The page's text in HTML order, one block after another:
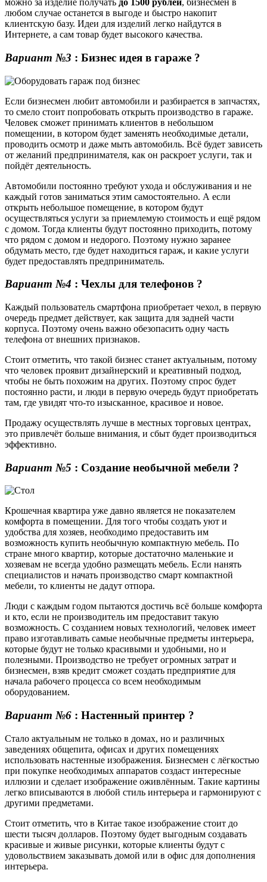
можно за изделие получать до 1500 рублей, бизнесмен в
любом случае останется в выгоде и быстро накопит
клиентскую базу. Идеи для изделий легко найдутся в
Интернете, а сам товар будет высокого качества.
Вариант №3 : Бизнес идея в гараже ?
Если бизнесмен любит автомобили и разбирается в запчастях,
то смело стоит попробовать открыть производство в гараже.
Человек сможет принимать клиентов в небольшом
помещении, в котором будет заменять необходимые детали,
проводить осмотр и даже мыть автомобиль. Всё будет зависеть
от желаний предпринимателя, как он раскроет услуги, так и
пойдёт деятельность.
Автомобили постоянно требуют ухода и обслуживания и не
каждый готов заниматься этим самостоятельно. А если
открыть небольшое помещение, в котором будут
осуществляться услуги за приемлемую стоимость и ещё рядом
с домом. Тогда клиенты будут постоянно приходить, потому
что рядом с домом и недорого. Поэтому нужно заранее
обдумать место, где будет находиться гараж, и какие услуги
будет предоставлять предприниматель.
Вариант №4 : Чехлы для телефонов ?
Каждый пользователь смартфона приобретает чехол, в первую
очередь предмет действует, как защита для задней части
корпуса. Поэтому очень важно обезопасить одну часть
телефона от внешних признаков.
Стоит отметить, что такой бизнес станет актуальным, потому
что человек проявит дизайнерский и креативный подход,
чтобы не быть похожим на других. Поэтому спрос будет
постоянно расти, и люди в первую очередь будут приобретать
там, где увидят что-то изысканное, красивое и новое.
Продажу осуществлять лучше в местных торговых центрах,
это привлечёт больше внимания, и сбыт будет производиться
эффективно.
Вариант №5 : Создание необычной мебели ?️
Крошечная квартира уже давно является не показателем
комфорта в помещении. Для того чтобы создать уют и
удобства для хозяев, необходимо предоставить им
возможность купить необычную компактную мебель. По
стране много квартир, которые достаточно маленькие и
хозяевам не всегда удобно размещать мебель. Если нанять
специалистов и начать производство смарт компактной
мебели, то клиенты не дадут отпора.
Люди с каждым годом пытаются достичь всё больше комфорта
и кто, если не производитель им предоставит такую
возможность. С созданием новых технологий, человек имеет
право изготавливать самые необычные предметы интерьера,
которые будут не только красивыми и удобными, но и
полезными. Производство не требует огромных затрат и
бизнесмен, взяв кредит сможет создать предприятие для
начала рабочего процесса со всем необходимым
оборудованием.
Вариант №6 : Настенный принтер ?️
Стало актуальным не только в домах, но и различных
заведениях общепита, офисах и других помещениях
использовать настенные изображения. Бизнесмен с лёгкостью
при покупке необходимых аппаратов создаст интересные
иллюзии и сделает изображение оживлённым. Такие картины
легко вписываются в любой стиль интерьера и гармонируют с
другими предметами.
Стоит отметить, что в Китае такое изображение стоит до
шести тысяч долларов. Поэтому будет выгодным создавать
красивые и живые рисунки, которые клиенты будут с
удовольствием заказывать домой или в офис для дополнения
интерьера.